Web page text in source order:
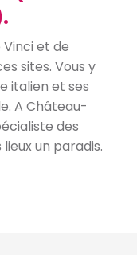
Vinci et de
sites. Vous y
italien et ses
A Château-
des
un paradis.